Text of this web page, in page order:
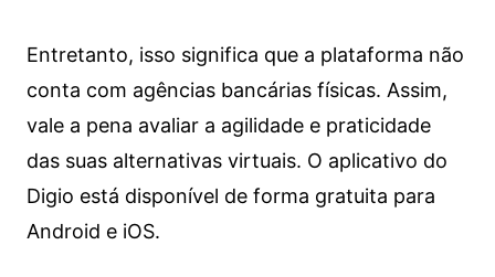
Entretanto, isso significa que a plataforma não
conta com agências bancárias físicas. Assim,
vale a pena avaliar a agilidade e praticidade
das suas alternativas virtuais. O aplicativo do
Digio está disponível de forma gratuita para
Android e iOS.